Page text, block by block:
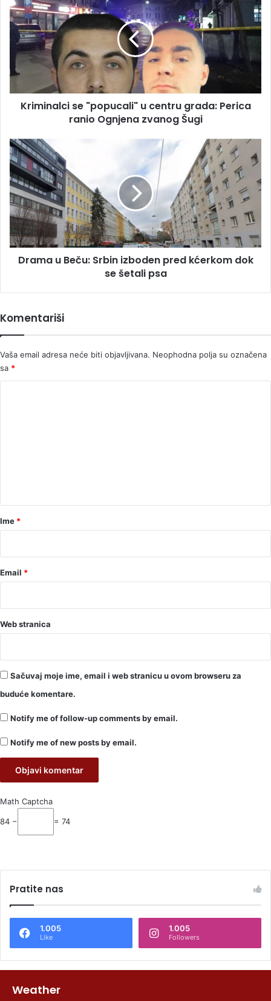
se
"popucali"
u
centru
grada:
ranio
Ognjena
zvanog
Kriminalci se "popucali" u centru grada: Perica
ranio Ognjena zvanog Šugi
Drama
u
Beču:
Srbin
izboden
pred
kćerkom
dok
se
šetali
Drama u Beču: Srbin izboden pred kćerkom dok
se šetali psa
Komentariši
Vaša email adresa neće biti objavljivana. Neophodna polja su označena
sa *
rIme *
Email *
Web stranica
Sačuvaj moje ime, email i web stranicu u ovom browseru za
buduće komentare.
Notify me of follow-up comments by email.
Notify me of new posts by email.
Math Captcha
84 − = 74
Pratite nas
1.005
Like
1.005
Followers
Weather